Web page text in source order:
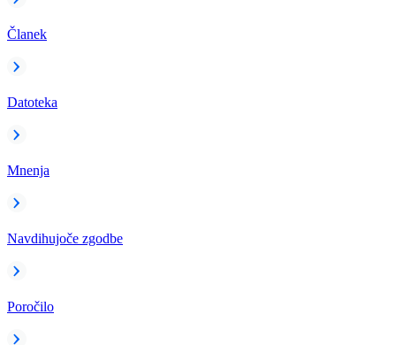
Članek
Datoteka
Mnenja
Navdihujoče zgodbe
Poročilo